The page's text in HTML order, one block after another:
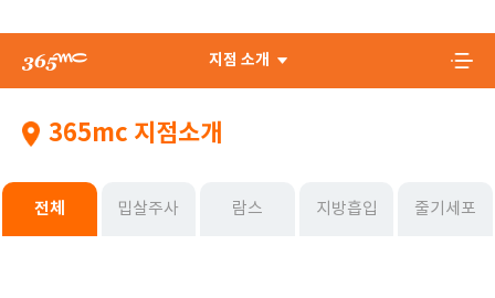
지점 소개
365mc 지점소개
전체 밉살주사 람스 지방흡입 줄기세포